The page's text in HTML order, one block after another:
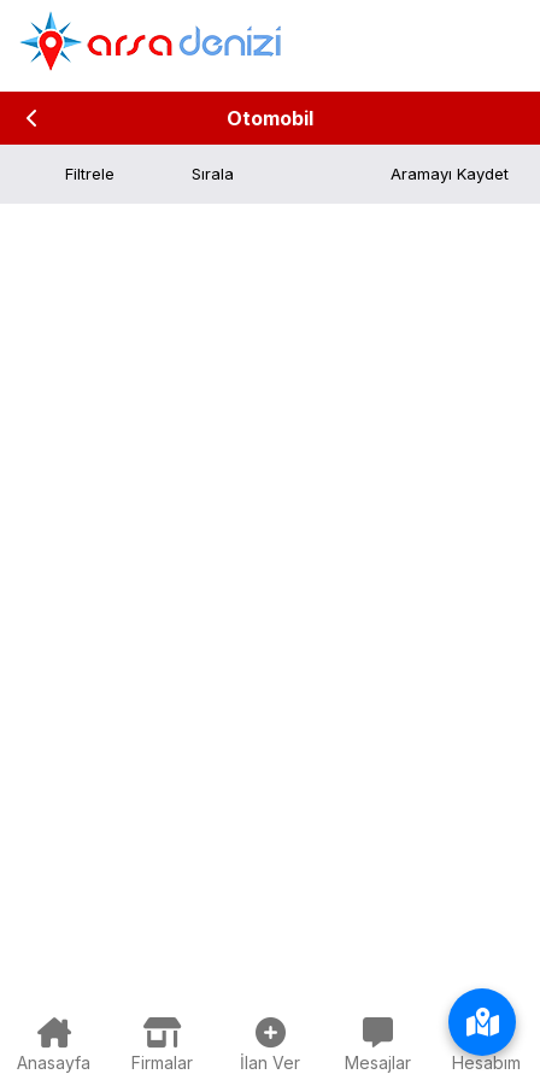
Otomobil
Filtrele Aramayı Kaydet
Anasayfa Firmalar İlan Ver Mesajlar Hesabım